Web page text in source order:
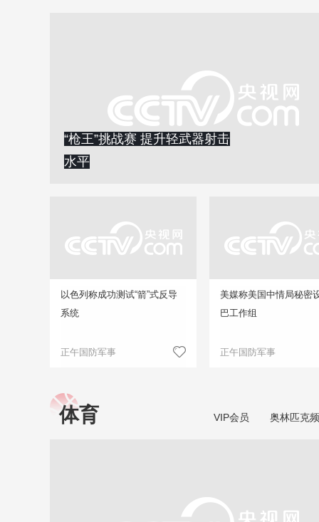
“枪王”挑战赛 提升轻武器射击
水平
以色列称成功测试“箭”式反导
系统
正午国防军事
美媒称美国中情局秘密
巴工作组
正午国防军事
体育 VIP会员 奥林匹克